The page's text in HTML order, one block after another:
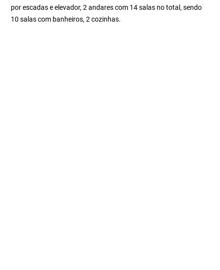
por escadas e elevador, 2 andares com 14 salas no total, sendo
10 salas com banheiros, 2 cozinhas.